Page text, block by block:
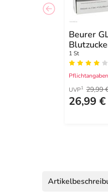
Beurer
codefree
1 St
Pflichtangaben
UVP1 29,99
26,99 €